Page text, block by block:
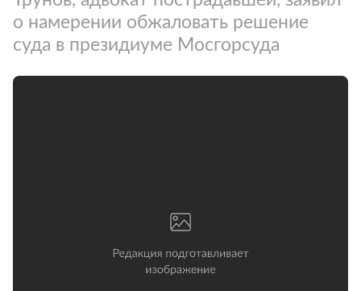
о намерении обжаловать решение
суда в президиуме Мосгорсуда